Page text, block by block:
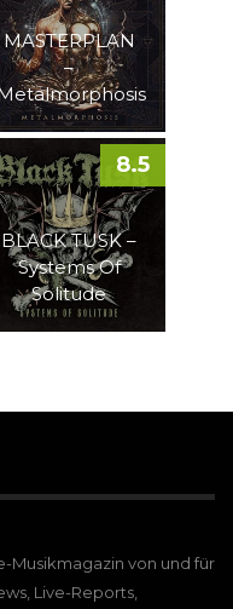
MASTERPLAN
–
BLACK TUSK –
Systems Of
Solitude
8.5
Musikmagazin von und für
Live-Reports,